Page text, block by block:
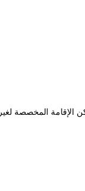
الإقامة المخصصة لغير